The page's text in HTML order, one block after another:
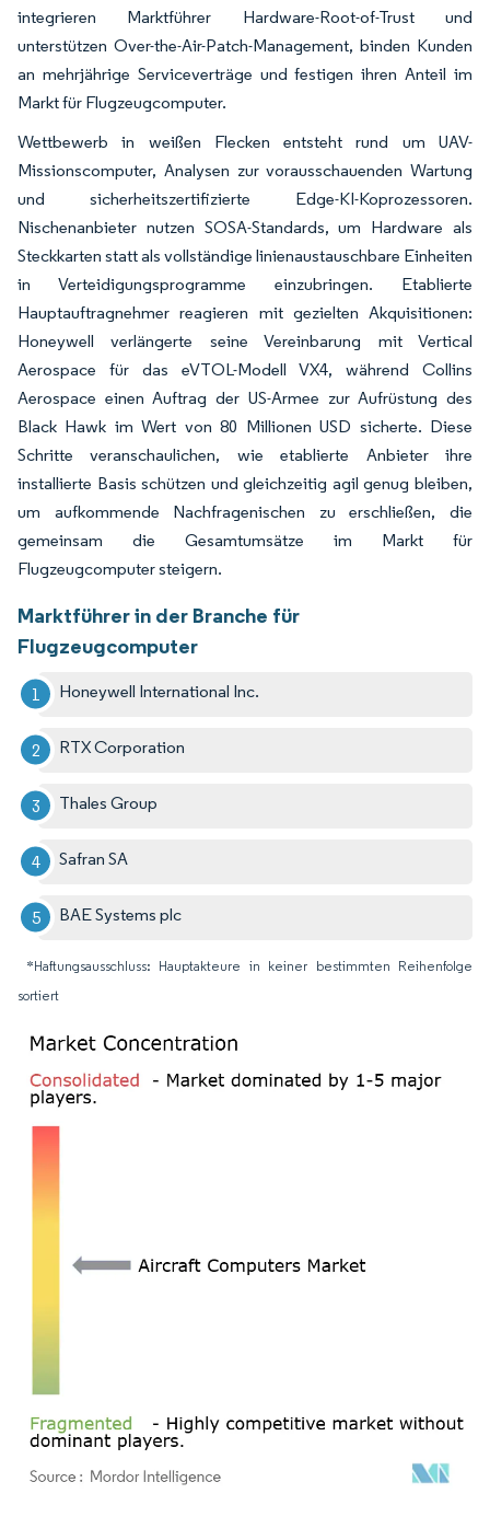
integrieren Marktführer Hardware-Root-of-Trust und
unterstützen Over-the-Air-Patch-Management, binden Kunden
an mehrjährige Serviceverträge und festigen ihren Anteil im
Markt für Flugzeugcomputer.
Wettbewerb in weißen Flecken entsteht rund um UAV-
Missionscomputer, Analysen zur vorausschauenden Wartung
und sicherheitszertifizierte Edge-KI-Koprozessoren.
Nischenanbieter nutzen SOSA-Standards, um Hardware als
Steckkarten statt als vollständige linienaustauschbare Einheiten
in Verteidigungsprogramme einzubringen. Etablierte
Hauptauftragnehmer reagieren mit gezielten Akquisitionen:
Honeywell verlängerte seine Vereinbarung mit Vertical
Aerospace für das eVTOL-Modell VX4, während Collins
Aerospace einen Auftrag der US-Armee zur Aufrüstung des
Black Hawk im Wert von 80 Millionen USD sicherte. Diese
Schritte veranschaulichen, wie etablierte Anbieter ihre
installierte Basis schützen und gleichzeitig agil genug bleiben,
um aufkommende Nachfragenischen zu erschließen, die
gemeinsam die Gesamtumsätze im Markt für
Flugzeugcomputer steigern.
Marktführer in der Branche für
Flugzeugcomputer
Honeywell International Inc.
RTX Corporation
Thales Group
Safran SA
BAE Systems plc
*Haftungsausschluss: Hauptakteure in keiner bestimmten Reihenfolge
sortiert